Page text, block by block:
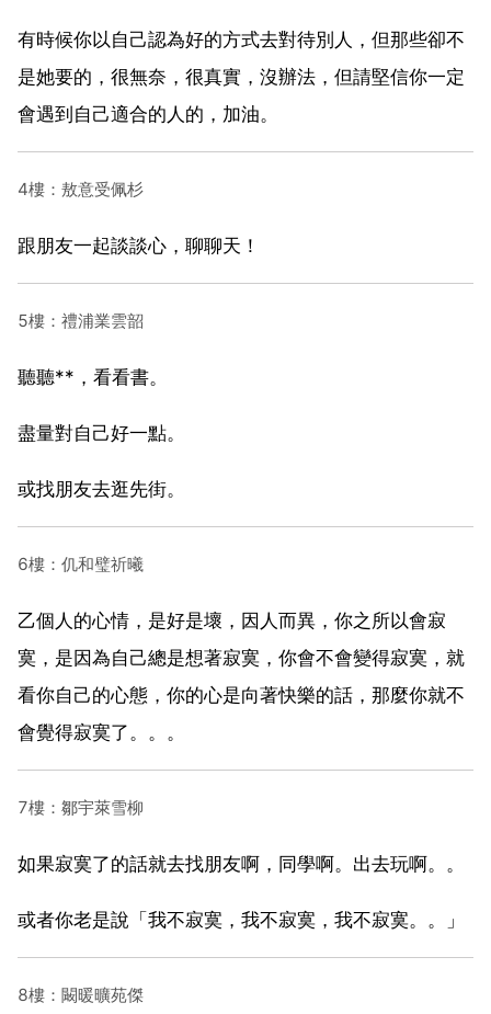
有時候你以自己認為好的方式去對待別人，但那些卻不
是她要的，很無奈，很真實，沒辦法，但請堅信你一定
會遇到自己適合的人的，加油。
4樓：敖意受佩杉
跟朋友一起談談心，聊聊天！
5樓：禮浦業雲韶
聽聽**，看看書。
盡量對自己好一點。
或找朋友去逛先街。
6樓：仉和璧祈曦
乙個人的心情，是好是壞，因人而異，你之所以會寂
寞，是因為自己總是想著寂寞，你會不會變得寂寞，就
看你自己的心態，你的心是向著快樂的話，那麼你就不
會覺得寂寞了。。。
7樓：鄒宇萊雪柳
如果寂寞了的話就去找朋友啊，同學啊。出去玩啊。。
或者你老是說「我不寂寞，我不寂寞，我不寂寞。。」
8樓：闞暖曠苑傑